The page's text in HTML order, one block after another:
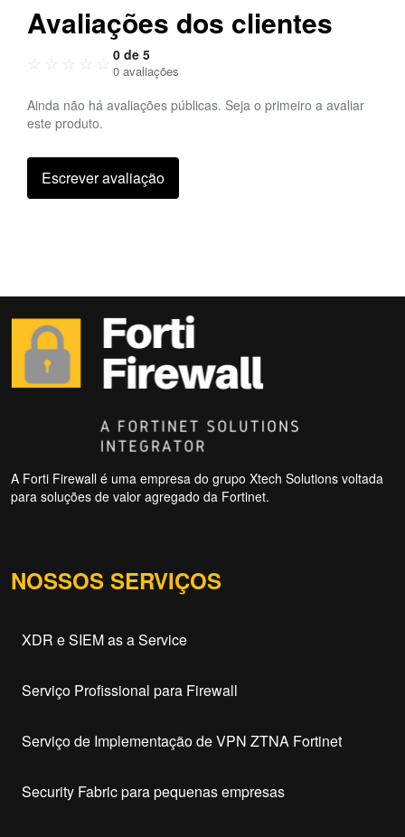
Avaliações dos clientes
☆ ☆ ☆ ☆ ☆ 0 de 5
0 avaliações
Ainda não há avaliações públicas. Seja o primeiro a avaliar
este produto.
Escrever avaliação
A Forti Firewall é uma empresa do grupo Xtech Solutions voltada
para soluções de valor agregado da Fortinet.
NOSSOS SERVIÇOS
XDR e SIEM as a Service
Serviço Profissional para Firewall
Serviço de Implementação de VPN ZTNA Fortinet
Security Fabric para pequenas empresas